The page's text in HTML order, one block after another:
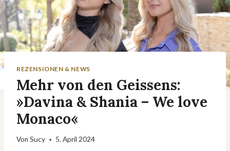
REZENSIONEN & NEWS
Mehr von den Geissens:
»Davina & Shania – We love
Monaco«
Von Sucy 5. April 2024